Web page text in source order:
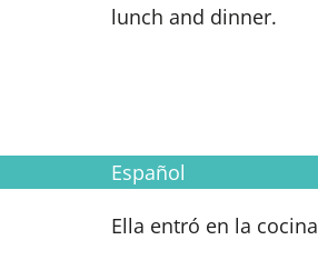
lunch and dinner.
Español
Ella entró en la